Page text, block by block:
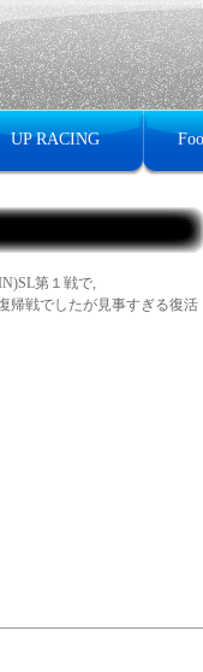
UP RACING
第１戦で,
帰戦でしたが見事すぎる復活